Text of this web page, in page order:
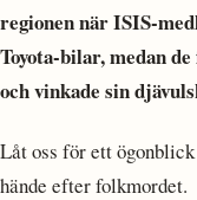
regionen när ISIS-
Toyota-bilar, medan
och vinkade sin
Låt oss för ett
hände efter folkmordet.